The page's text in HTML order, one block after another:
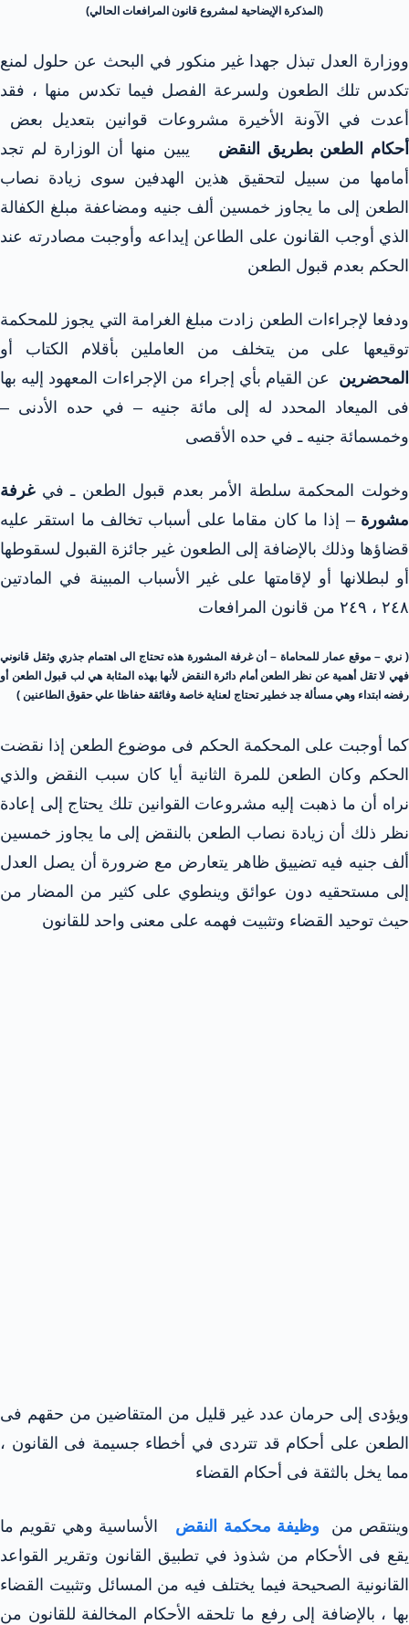
(المذكرة الإيضاحية لمشروع قانون المرافعات الحالي)
ووزارة العدل تبذل جهدا غير منكور في البحث عن حلول لمنع
تكدس تلك الطعون ولسرعة الفصل فيما تكدس منها ، فقد
أعدت في الآونة الأخيرة مشروعات قوانين بتعديل بعض
أحكام الطعن بطريق النقض يبين منها أن الوزارة لم تجد
أمامها من سبيل لتحقيق هذين الهدفين سوى زيادة نصاب
الطعن إلى ما يجاوز خمسين ألف جنيه ومضاعفة مبلغ الكفالة
الذي أوجب القانون على الطاعن إيداعه وأوجبت مصادرته عند
الحكم بعدم قبول الطعن
ودفعا لإجراءات الطعن زادت مبلغ الغرامة التي يجوز للمحكمة
توقيعها على من يتخلف من العاملين بأقلام الكتاب أو
المحضرين عن القيام بأي إجراء من الإجراءات المعهود إليه بها
فى الميعاد المحدد له إلى مائة جنيه – في حده الأدنى –
وخمسمائة جنيه ـ في حده الأقصى
وخولت المحكمة سلطة الأمر بعدم قبول الطعن ـ فيغرفة
مشورة– إذا ما كان مقاما على أسباب تخالف ما استقر عليه
قضاؤها وذلك بالإضافة إلى الطعون غير جائزة القبول لسقوطها
أو لبطلانها أو لإقامتها على غير الأسباب المبينة في المادتين
٢٤٨ ، ٢٤٩ من قانون المرافعات
( نري – موقع عمار للمحاماة – أن غرفة المشورة هذه تحتاج الى اهتمام جذري وثقل قانوني
فهي لا تقل أهمية عن نظر الطعن أمام دائرة النقض لأنها بهذه المثابة هي لب قبول الطعن أو
رفضه ابتداء وهي مسألة جد خطير تحتاج لعناية خاصة وفائقة حفاظا علي حقوق الطاعنين )
كما أوجبت على المحكمة الحكم فى موضوع الطعن إذا نقضت
الحكم وكان الطعن للمرة الثانية أيا كان سبب النقض والذي
نراه أن ما ذهبت إليه مشروعات القوانين تلك يحتاج إلى إعادة
نظر ذلك أن زيادة نصاب الطعن بالنقض إلى ما يجاوز خمسين
ألف جنيه فيه تضييق ظاهر يتعارض مع ضرورة أن يصل العدل
إلى مستحقيه دون عوائق وينطوي على كثير من المضار من
حيث توحيد القضاء وتثبيت فهمه على معنى واحد للقانون
ويؤدى إلى حرمان عدد غير قليل من المتقاضين من حقهم فى
الطعن على أحكام قد تتردى في أخطاء جسيمة فى القانون ،
مما يخل بالثقة فى أحكام القضاء
وينتقص من وظيفة محكمة النقض
الأساسية وهي تقويم ما
يقع فى الأحكام من شذوذ في تطبيق القانون وتقرير القواعد
القانونية الصحيحة فيما يختلف فيه من المسائل وتثبيت القضاء
بها ، بالإضافة إلى رفع ما تلحقه الأحكام المخالفة للقانون من